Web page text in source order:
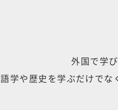
外国で学
語学や歴史を学ぶだけで